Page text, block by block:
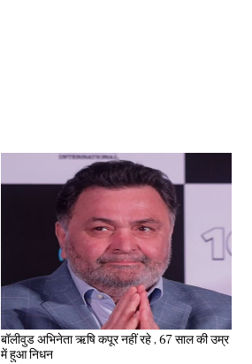
बॉलीवुड अभिनेता ऋषि कपूर नहीं रहे , 67 साल की उम्र
में हुआ निधन